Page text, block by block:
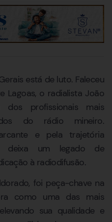
está de luto. Faleceu
Lagoas, o radialista João
profissionais mais
do rádio mineiro.
e pela trajetória
deixa um legado de
à radiodifusão.
foi peça-chave na
como uma das mais
sua qualidade e